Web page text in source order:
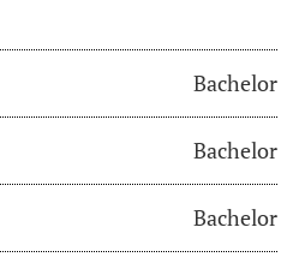
Bachelor
Bachelor
Bachelor